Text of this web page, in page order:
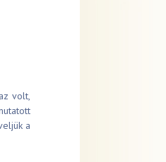
volt,
a